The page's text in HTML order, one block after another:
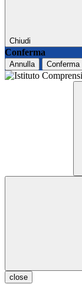
Chiudi
Conferma
Annulla Conferma
close